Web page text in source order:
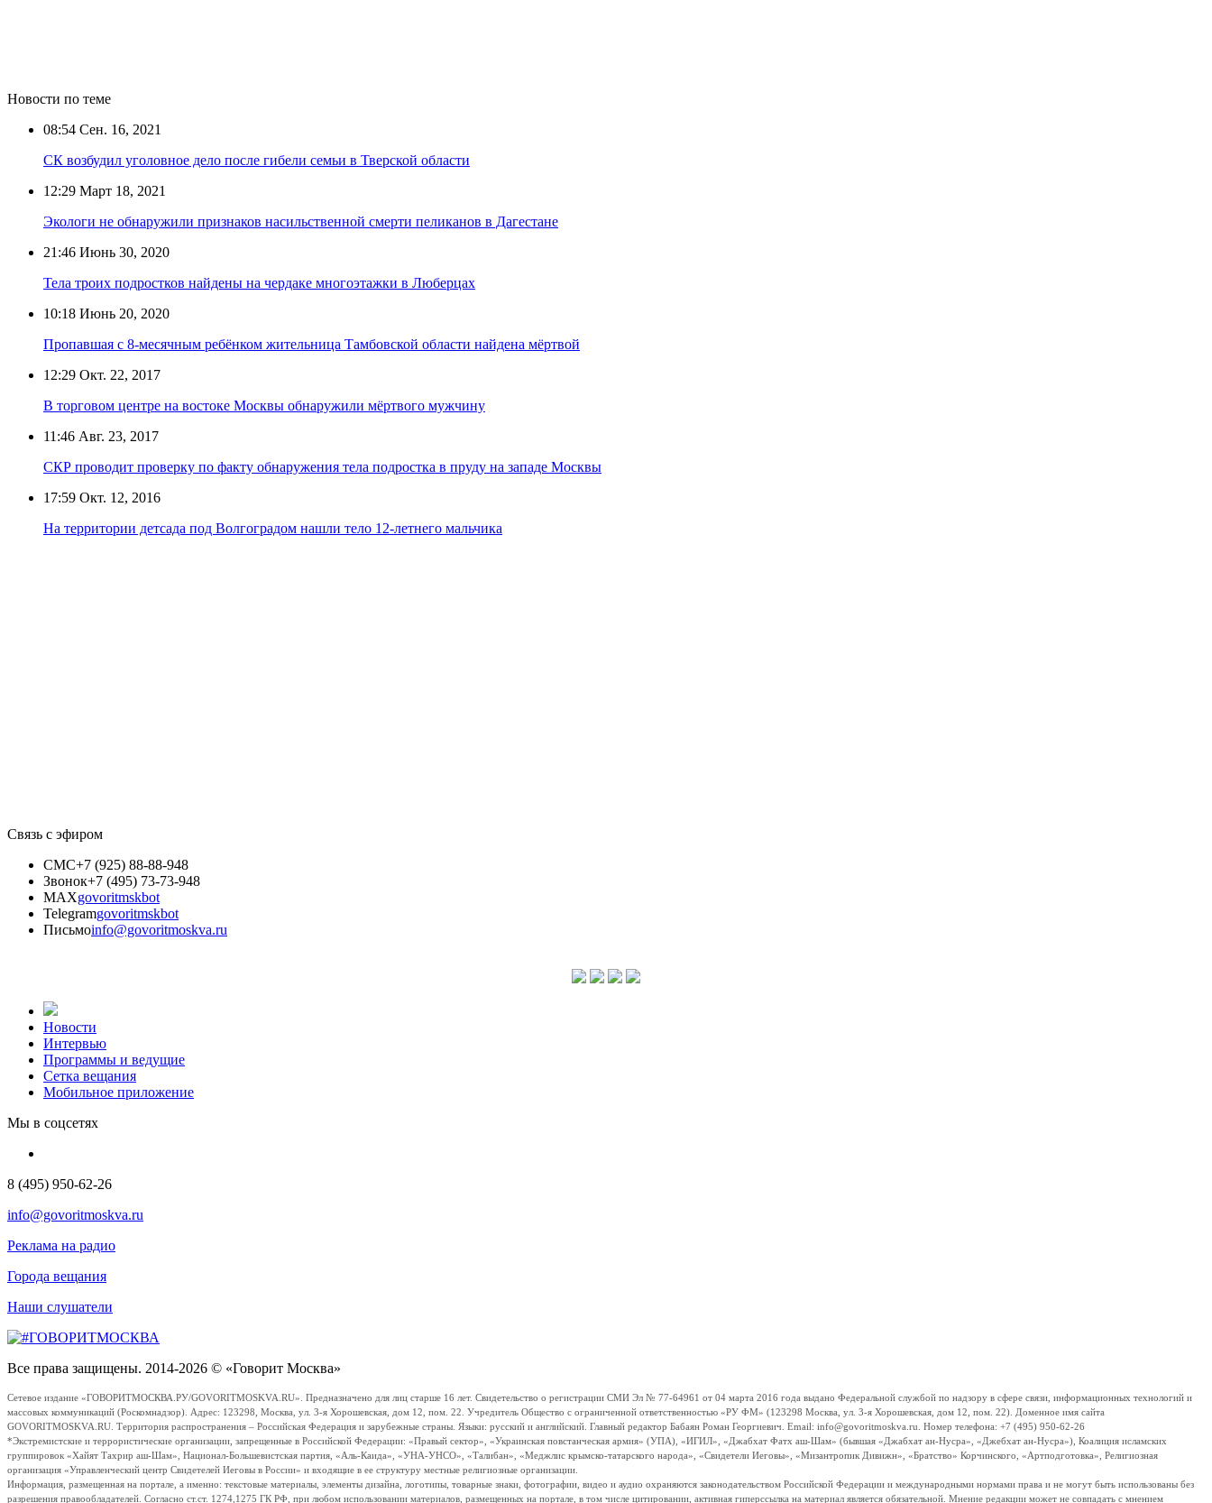
Новости по теме
08:54 Сен. 16, 2021
СК возбудил уголовное дело после гибели семьи в Тверской области
12:29 Март 18, 2021
Экологи не обнаружили признаков насильственной смерти пеликанов в Дагестане
21:46 Июнь 30, 2020
Тела троих подростков найдены на чердаке многоэтажки в Люберцах
10:18 Июнь 20, 2020
Пропавшая с 8-месячным ребёнком жительница Тамбовской области найдена мёртвой
12:29 Окт. 22, 2017
В торговом центре на востоке Москвы обнаружили мёртвого мужчину
11:46 Авг. 23, 2017
СКР проводит проверку по факту обнаружения тела подростка в пруду на западе Москвы
17:59 Окт. 12, 2016
На территории детсада под Волгоградом нашли тело 12-летнего мальчика
Связь с эфиром
СМС+7 (925) 88-88-948
Звонок+7 (495) 73-73-948
MAXgovoritmskbot
Telegramgovoritmskbot
Письмоinfo@govoritmoskva.ru
Новости
Интервью
Программы и ведущие
Сетка вещания
Мобильное приложение
Мы в соцсетях
8 (495) 950-62-26
info@govoritmoskva.ru
Реклама на радио
Города вещания
Наши слушатели
Все права защищены. 2014-2026 © «Говорит Москва»
Сетевое издание «ГОВОРИТМОСКВА.РУ/GOVORITMOSKVA.RU». Предназначено для лиц старше 16 лет. Свидетельство о регистрации СМИ Эл № 77-64961 от 04 марта 2016 года выдано Федеральной службой по надзору в сфере связи, информационных технологий и
массовых коммуникаций (Роскомнадзор). Адрес: 123298, Москва, ул. 3-я Хорошевская, дом 12, пом. 22. Учредитель Общество с ограниченной ответственностью «РУ ФМ» (123298 Москва, ул. 3-я Хорошевская, дом 12, пом. 22). Доменное имя сайта
GOVORITMOSKVA.RU. Территория распространения – Российская Федерация и зарубежные страны. Языки: русский и английский. Главный редактор Бабаян Роман Георгиевич. Email: info@govoritmoskva.ru. Номер телефона: +7 (495) 950-62-26
*Экстремистские и террористические организации, запрещенные в Российской Федерации: «Правый сектор», «Украинская повстанческая армия» (УПА), «ИГИЛ», «Джабхат Фатх аш-Шам» (бывшая «Джабхат ан-Нусра», «Джебхат ан-Нусра»), Коалиция исламских
группировок «Хайят Тахрир аш-Шам», Национал-Большевистская партия, «Аль-Каида», «УНА-УНСО», «Талибан», «Меджлис крымско-татарского народа», «Свидетели Иеговы», «Мизантропик Дивижн», «Братство» Корчинского, «Артподготовка», Религиозная
организация «Управленческий центр Свидетелей Иеговы в России» и входящие в ее структуру местные религиозные организации.
Информация, размещенная на портале, а именно: текстовые материалы, элементы дизайна, логотипы, товарные знаки, фотографии, видео и аудио охраняются законодательством Российской Федерации и международными нормами права и не могут быть использованы без
разрешения правообладателей. Согласно ст.ст. 1274,1275 ГК РФ, при любом использовании материалов, размещенных на портале, в том числе цитировании, активная гиперссылка на материал является обязательной. Мнение редакции может не совпадать с мнением